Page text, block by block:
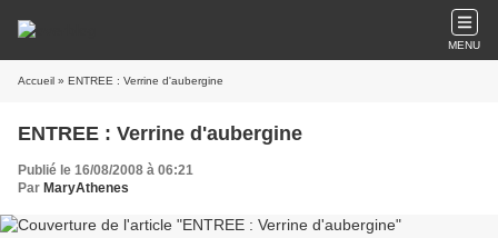
MENU
Accueil » ENTREE : Verrine d'aubergine
ENTREE : Verrine d'aubergine
Publié le 16/08/2008 à 06:21
Par MaryAthenes